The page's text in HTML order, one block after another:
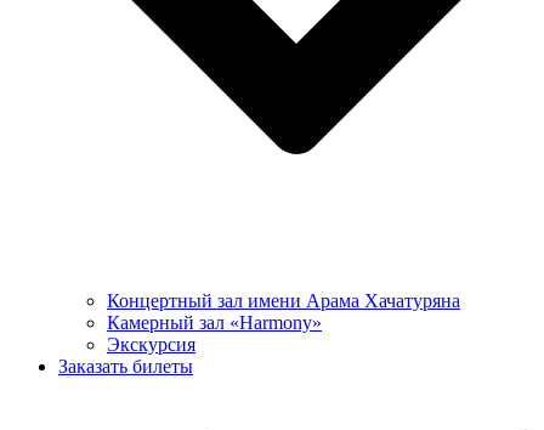
Концертный зал имени Арама Хачатуряна
Камерный зал «Harmony»
Экскурсия
Заказать билеты